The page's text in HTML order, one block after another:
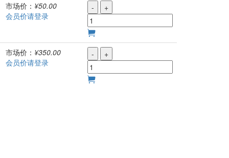
市场价： ¥50.00
会员价请登录
- +
市场价： ¥350.00
会员价请登录
- +